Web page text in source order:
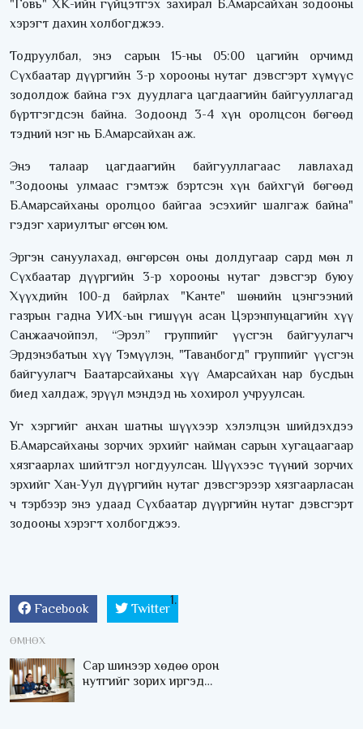
"Говь" ХК-ийн гүйцэтгэх захирал Б.Амарсайхан зодооны
хэрэгт дахин холбогджээ.
Тодруулбал, энэ сарын 15-ны 05:00 цагийн орчимд
Сүхбаатар дүүргийн 3-р хорооны нутаг дэвсгэрт хүмүүс
зодолдож байна гэх дуудлага цагдаагийн байгууллагад
бүртгэгдсэн байна. Зодоонд 3-4 хүн оролцсон бөгөөд
тэдний нэг нь Б.Амарсайхан аж.
Энэ талаар цагдаагийн байгууллагаас лавлахад
"Зодооны улмаас гэмтэж бэртсэн хүн байхгүй бөгөөд
Б.Амарсайханы оролцоо байгаа эсэхийг шалгаж байна"
гэдэг хариултыг өгсөн юм.
Эргэн сануулахад, өнгөрсөн оны долдугаар сард мөн л
Сүхбаатар дүүргийн 3-р хорооны нутаг дэвсгэр буюу
Хүүхдийн 100-д байрлах "Канте" шөнийн цэнгээний
газрын гадна УИХ-ын гишүүн асан Цэрэнпунцагийн хүү
Санжаачойпэл, “Эрэл” группийг үүсгэн байгуулагч
Эрдэнэбатын хүү Тэмүүлэн, "Таванбогд" группийг үүсгэн
байгуулагч Баатарсайханы хүү Амарсайхан нар бусдын
биед халдаж, эрүүл мэндэд нь хохирол учруулсан.
Уг хэргийг анхан шатны шүүхээр хэлэлцэн шийдэхдээ
Б.Амарсайханы зорчих эрхийг найман сарын хугацаагаар
хязгаарлах шийтгэл ногдуулсан. Шүүхээс түүний зорчих
эрхийг Хан-Уул дүүргийн нутаг дэвсгэрээр хязгаарласан
ч тэрбээр энэ удаад Сүхбаатар дүүргийн нутаг дэвсгэрт
зодооны хэрэгт холбогджээ.
Facebook Twitter
ӨМНӨХ
Сар шинээр хөдөө орон
нутгийг зорих иргэд